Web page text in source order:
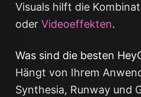
Visuals hilft die
oder Videoeffekten.
Was sind die besten
Hängt von Ihrem
Synthesia, Runway und